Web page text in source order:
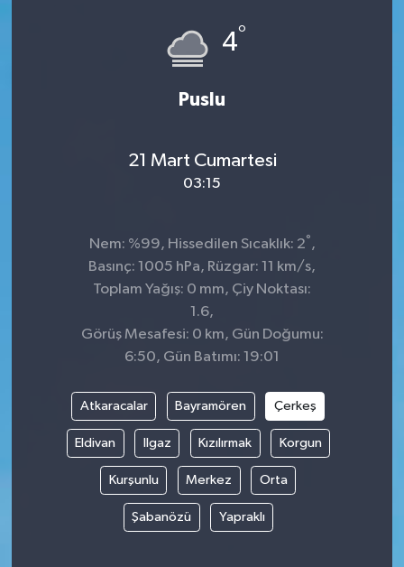
4°
Puslu
21 Mart Cumartesi
03:15
Nem: %99, Hissedilen Sıcaklık: 2° ,
Basınç: 1005 hPa, Rüzgar: 11 km/s,
Toplam Yağış: 0 mm, Çiy Noktası:
1.6,
Görüş Mesafesi: 0 km, Gün Doğumu:
6:50, Gün Batımı: 19:01
Atkaracalar Bayramören Çerkeş
Eldivan Ilgaz Kızılırmak Korgun
Kurşunlu Merkez Orta
Şabanözü Yapraklı
Zonguldak